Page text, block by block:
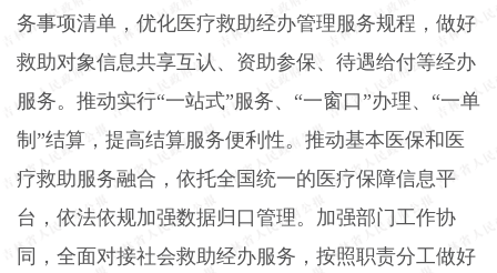
务事项清单，优化医疗救助经办管理服务规程，做好
救助对象信息共享互认、资助参保、待遇给付等经办
服务。推动实行“一站式”服务、“一窗口”办理、“一单
制”结算，提高结算服务便利性。推动基本医保和医
疗救助服务融合，依托全国统一的医疗保障信息平
台，依法依规加强数据归口管理。加强部门工作协
同，全面对接社会救助经办服务，按照职责分工做好